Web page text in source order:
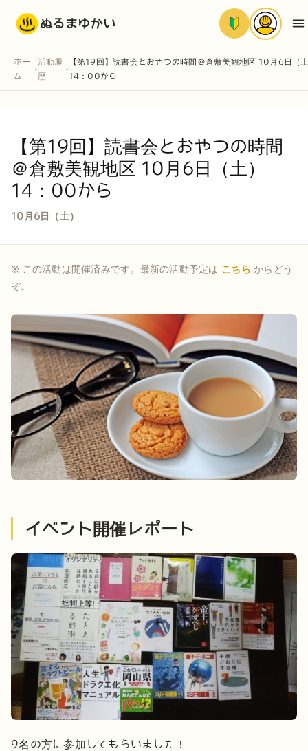
ぬるまゆかい
ホー
ム
›
活動履
歴
›
【第19回】読書会とおやつの時間＠倉敷美観地区 10月6日（
14：00から
【第19回】読書会とおやつの時間
＠倉敷美観地区 10月6日（土）
14：00から
10月6日（土）
※ この活動は開催済みです。最新の活動予定は こちら からどう
ぞ。
イベント開催レポート
9名の方に参加してもらいました！